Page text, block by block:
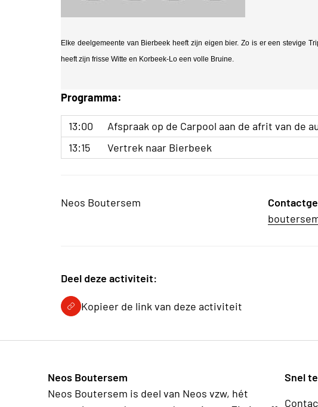
Elke deelgemeente van Bierbeek heeft zijn eigen bier. Zo is er een stevige
heeft zijn frisse Witte en Korbeek-Lo een volle Bruine.
Programma:
13:00
Afspraak op de Carpool aan de afrit van de
13:15
Vertrek naar Bierbeek
Neos Boutersem
Deel deze activiteit:
Kopieer de link van deze activiteit
Neos Boutersem
Neos Boutersem is deel van Neos vzw, hét
Snel